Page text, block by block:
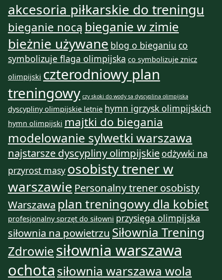
akcesoria piłkarskie do treningu
bieganie nocą bieganie w zimie
bieżnie używane blog o bieganiu co
symbolizuje flaga olimpijska co symbolizuje znicz
olimpijski czterodniowy plan
treningowy czy skoki do wody są dyscypliną olimpijską
dyscypliny olimpijskie letnie hymn igrzysk olimpijskich
hymn olimpijski majtki do biegania
modelowanie sylwetki warszawa
najstarsze dyscypliny olimpijskie odżywki na
przyrost masy osobisty trener w
warszawie Personalny trener osobisty
Warszawa plan treningowy dla kobiet
profesjonalny sprzęt do siłowni przysięga olimpijska
siłownia na powietrzu Siłownia Trening
Zdrowiesiłownia warszawa
ochota siłownia warszawa wola